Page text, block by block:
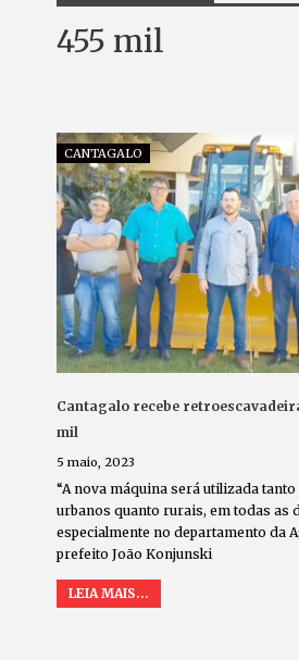
455 mil
CANTAGALO
Cantagalo recebe
mil
5 maio, 2023
“A nova máquina será utilizada
urbanos quanto rurais, em todas as
especialmente no departamento da
prefeito João Konjunski
LEIA MAIS...